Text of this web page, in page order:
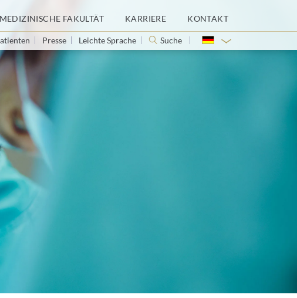
MEDIZINISCHE FAKULTÄT KARRIERE KONTAKT
Presse Leichte Sprache Suche